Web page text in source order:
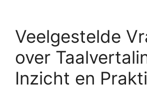
Veelgestelde
over
Inzicht en